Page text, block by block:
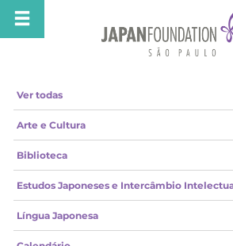
Ver todas
Arte e Cultura
Biblioteca
Estudos Japoneses e Intercâmbio
Língua Japonesa